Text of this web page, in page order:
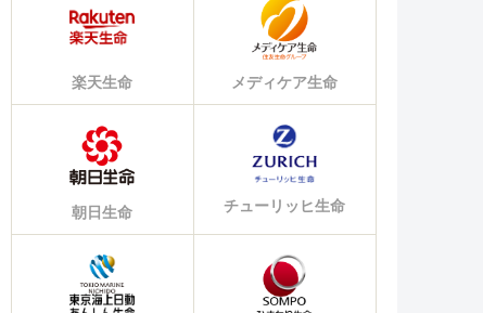
楽天生命 メディケア生命
朝日生命 チューリッヒ生命